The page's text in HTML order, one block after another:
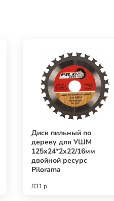
Диск пильный по
дереву для УШМ
125х24*2х22/16мм
двойной ресурс
Pilorama
831 р.